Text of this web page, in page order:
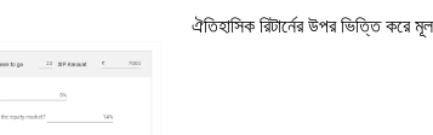
ঐতিহাসিক রিটার্নের উপর ভিত্তি করে